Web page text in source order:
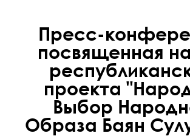
Пресс-
посвященная
проекта
Выбор
Образа Баян